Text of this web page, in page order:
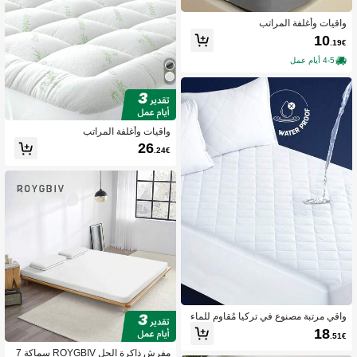
واقيات وأغلفة المراتب
10.19€
4-5 أيام عمل
واقي مرتبة مصنوع في تركيا مُقاوم للماء
ومبطن - 100٪ بولي إستر ميكرو - المقا
سات: 90x200، 183x213، 198x203 س
18.51€
واقيات وأغلفة المراتب
26.24€
مفرش ذاكرة الجل ROYGBIV سماكة 7